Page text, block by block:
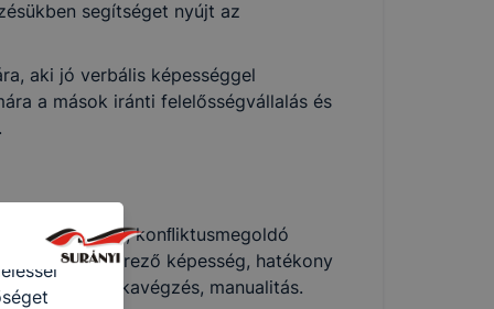
segítséget nyújt az
aki jó verbális képességgel
a mások iránti felelősségvállalás és
konﬂiktusmegoldó
rendszerező képesség, hatékony
intenzív munkavégzés, manualitás.
k
nélkül